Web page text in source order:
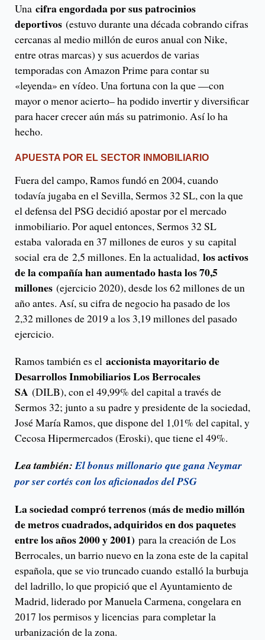
Una cifra engordada por sus patrocinios
deportivos (estuvo durante una década cobrando cifras
cercanas al medio millón de euros anual con Nike,
entre otras marcas) y sus acuerdos de varias
temporadas con Amazon Prime para contar su
«leyenda» en vídeo. Una fortuna con la que —con
mayor o menor acierto– ha podido invertir y diversificar
para hacer crecer aún más su patrimonio. Así lo ha
hecho.
APUESTA POR EL SECTOR INMOBILIARIO
Fuera del campo, Ramos fundó en 2004, cuando
todavía jugaba en el Sevilla, Sermos 32 SL, con la que
el defensa del PSG decidió apostar por el mercado
inmobiliario. Por aquel entonces, Sermos 32 SL
estaba valorada en 37 millones de euros y su capital
social era de 2,5 millones. En la actualidad, los activos
de la compañía han aumentado hasta los 70,5
millones (ejercicio 2020), desde los 62 millones de un
año antes. Así, su cifra de negocio ha pasado de los
2,32 millones de 2019 a los 3,19 millones del pasado
ejercicio.
Ramos también es el accionista mayoritario de
Desarrollos Inmobiliarios Los Berrocales
SA (DILB), con el 49,99% del capital a través de
Sermos 32; junto a su padre y presidente de la sociedad,
José María Ramos, que dispone del 1,01% del capital, y
Cecosa Hipermercados (Eroski), que tiene el 49%.
Lea también:El bonus millonario que gana Neymar
por ser cortés con los aficionados del PSG
La sociedad compró terrenos (más de medio millón
de metros cuadrados, adquiridos en dos paquetes
entre los años 2000 y 2001) para la creación de Los
Berrocales, un barrio nuevo en la zona este de la capital
española, que se vio truncado cuando estalló la burbuja
del ladrillo, lo que propició que el Ayuntamiento de
Madrid, liderado por Manuela Carmena, congelara en
2017 los permisos y licencias para completar la
urbanización de la zona.